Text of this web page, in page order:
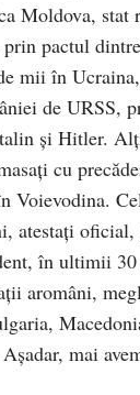
Moldova, stat
prin pactul
mii în
de URSS,
și Hitler.
cu
Voievodina.
atestați
în ultimii 30
aromâni,
mai